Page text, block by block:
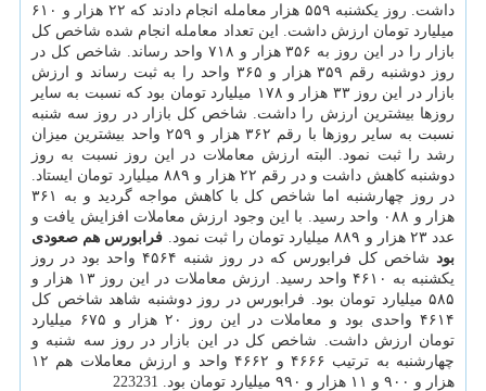
داشت. روز یكشنبه ۵۵۹ هزار معامله انجام دادند كه ۲۲ هزار و ۶۱۰
میلیارد تومان ارزش داشت. این تعداد معامله انجام شده شاخص كل
بازار را در این روز به ۳۵۶ هزار و ۷۱۸ واحد رساند. شاخص كل در
روز دوشنبه رقم ۳۵۹ هزار و ۳۶۵ واحد را به ثبت رساند و ارزش
بازار در این روز ۳۳ هزار و ۱۷۸ میلیارد تومان بود كه نسبت به سایر
روزها بیشترین ارزش را داشت. شاخص كل بازار در روز سه شنبه
نسبت به سایر روزها با رقم ۳۶۲ هزار و ۲۵۹ واحد بیشترین میزان
رشد را ثبت نمود. البته ارزش معاملات در این روز نسبت به روز
دوشنبه كاهش داشت و در رقم ۲۲ هزار و ۸۸۹ میلیارد تومان ایستاد.
در روز چهارشنبه اما شاخص كل با كاهش مواجه گردید و به ۳۶۱
هزار و ۰۸۸ واحد رسید. با این وجود ارزش معاملات افزایش یافت و
عدد ۲۳ هزار و ۸۸۹ میلیارد تومان را ثبت نمود.
فرابورس هم صعودی
بود
شاخص كل فرابورس كه در روز شنبه ۴۵۶۴ واحد بود در روز
یكشنبه به ۴۶۱۰ واحد رسید. ارزش معاملات در این روز ۱۳ هزار و
۵۸۵ میلیارد تومان بود. فرابورس در روز دوشنبه شاهد شاخص كل
۴۶۱۴ واحدی بود و معاملات در این روز ۲۰ هزار و ۶۷۵ میلیارد
تومان ارزش داشت. شاخص كل در این بازار در روز سه شنبه و
چهارشنبه به ترتیب ۴۶۶۶ و ۴۶۶۲ واحد و ارزش معاملات هم ۱۲
هزار و ۹۰۰ و ۱۱ هزار و ۹۹۰ میلیارد تومان بود. 223231